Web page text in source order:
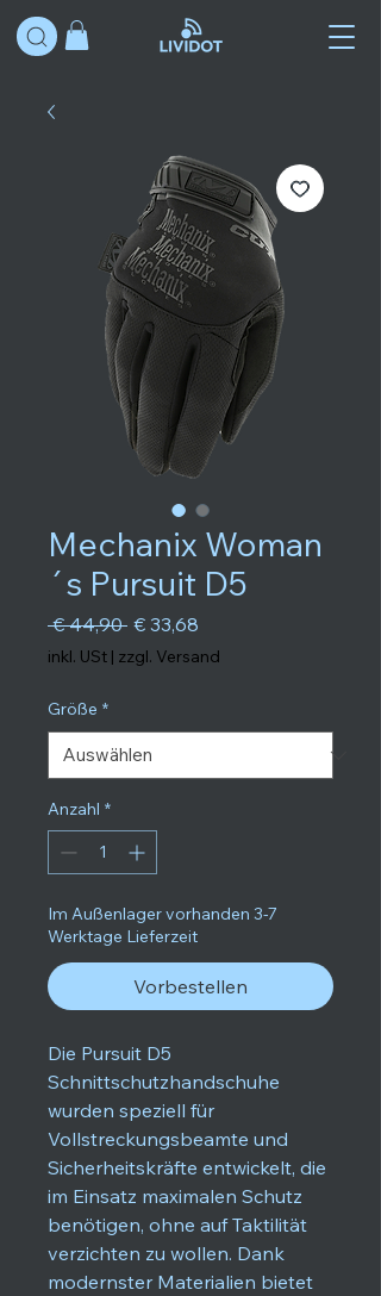
Mechanix Woman
´s Pursuit D5
€ 44,90 Standardpreis
€ 33,68
inkl. USt | zzgl. Versand
Größe *
Anzahl *
Im Außenlager vorhanden 3-7
Werktage Lieferzeit
Vorbestellen
Die Pursuit D5
Schnittschutzhandschuhe
wurden speziell für
Vollstreckungsbeamte und
Sicherheitskräfte entwickelt, die
im Einsatz maximalen Schutz
benötigen, ohne auf Taktilität
verzichten zu wollen. Dank
modernster Materialien bietet